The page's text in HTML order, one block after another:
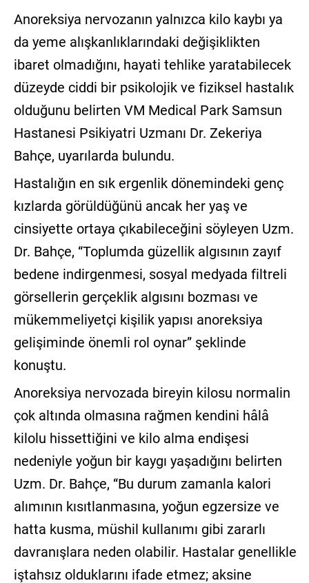
Anoreksiya nervozanın yalnızca kilo kaybı ya
da yeme alışkanlıklarındaki değişiklikten
ibaret olmadığını, hayati tehlike yaratabilecek
düzeyde ciddi bir psikolojik ve fiziksel hastalık
olduğunu belirten VM Medical Park Samsun
Hastanesi Psikiyatri Uzmanı Dr. Zekeriya
Bahçe, uyarılarda bulundu.
Hastalığın en sık ergenlik dönemindeki genç
kızlarda görüldüğünü ancak her yaş ve
cinsiyette ortaya çıkabileceğini söyleyen Uzm.
Dr. Bahçe, “Toplumda güzellik algısının zayıf
bedene indirgenmesi, sosyal medyada filtreli
görsellerin gerçeklik algısını bozması ve
mükemmeliyetçi kişilik yapısı anoreksiya
gelişiminde önemli rol oynar” şeklinde
konuştu.
Anoreksiya nervozada bireyin kilosu normalin
çok altında olmasına rağmen kendini hâlâ
kilolu hissettiğini ve kilo alma endişesi
nedeniyle yoğun bir kaygı yaşadığını belirten
Uzm. Dr. Bahçe, “Bu durum zamanla kalori
alımının kısıtlanmasına, yoğun egzersize ve
hatta kusma, müshil kullanımı gibi zararlı
davranışlara neden olabilir. Hastalar genellikle
iştahsız olduklarını ifade etmez; aksine